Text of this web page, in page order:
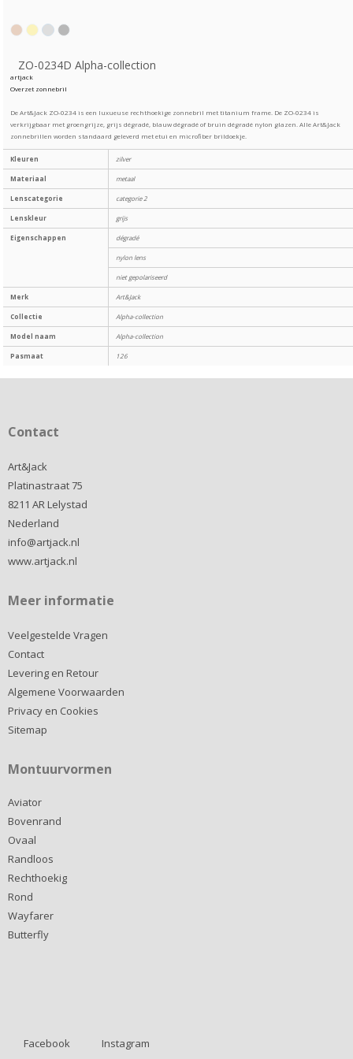
ZO-0234D Alpha-collection
artjack
Overzet zonnebril
De Art&Jack ZO-0234 is een luxueuse rechthoekige zonnebril met titanium frame. De ZO-0234 is
verkrijgbaar met groengrijze, grijs dégradé, blauw dégradé of bruin dégradé nylon glazen. Alle Art&Jack
zonnebrillen worden standaard geleverd met etui en microfiber brildoekje.
Kleuren zilver
Materiaal metaal
Lenscategorie categorie 2
Lenskleur grijs
Eigenschappen dégradé
nylon lens
niet gepolariseerd
Merk Art&Jack
Collectie Alpha-collection
Model naam Alpha-collection
Pasmaat 126
Contact
Art&Jack
Platinastraat 75
8211 AR Lelystad
Nederland
info@artjack.nl
www.artjack.nl
Meer informatie
Veelgestelde Vragen
Contact
Levering en Retour
Algemene Voorwaarden
Privacy en Cookies
Sitemap
Montuurvormen
Aviator
Bovenrand
Ovaal
Randloos
Rechthoekig
Rond
Wayfarer
Butterfly
Facebook Instagram